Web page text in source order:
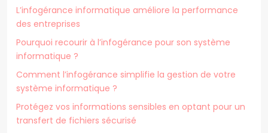
L’infogérance informatique améliore la performance
des entreprises
Pourquoi recourir à l’infogérance pour son système
informatique ?
Comment l’infogérance simplifie la gestion de votre
système informatique ?
Protégez vos informations sensibles en optant pour un
transfert de fichiers sécurisé